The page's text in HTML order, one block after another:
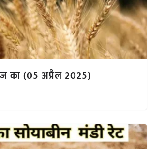
का (05 अप्रैल 2025)